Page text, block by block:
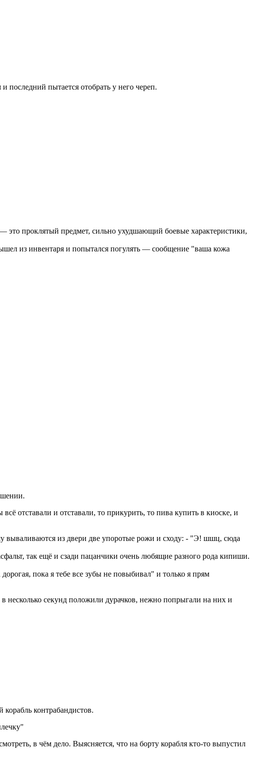
пытается отобрать у него череп.
это проклятый предмет, сильно ухудшающий боевые характеристики,
из инвентаря и попытался погулять — сообщение "ваша кожа
отставали и отставали, то прикурить, то пива купить в киоске, и
вываливаются из двери две упоротые рожи и сходу: - "Э! шшц, сюда
так ещё и сзади пацанчики очень любящие разного рода кипиши.
пока я тебе все зубы не повыбивал" и только я прям
несколько секунд положили дурачков, нежно попрыгали на них и
контрабандистов.
в чём дело. Выясняется, что на борту корабля кто-то выпустил